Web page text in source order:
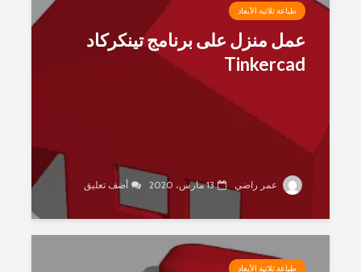
طباعة ثلاثية الأبعاد
عمل منزل على برنامج تينكركاد
Tinkercad
عمر راضي 13 مارس، 2020 أضف تعليق
طباعة ثلاثية الأبعاد